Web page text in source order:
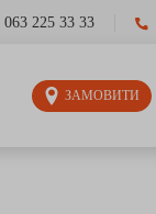
063 225 33 33
ЗАМОВИТИ